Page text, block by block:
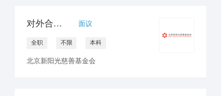
对外合作官员/经理（公众） 面议
全职 不限 本科
北京新阳光慈善基金会